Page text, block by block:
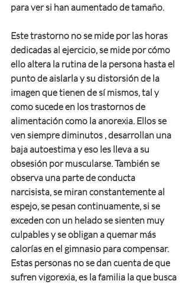
para ver si han aumentado de tamaño.
Este trastorno no se mide por las horas
dedicadas al ejercicio, se mide por cómo
ello altera la rutina de la persona hasta el
punto de aislarla y su distorsión de la
imagen que tienen de sí mismos, tal y
como sucede en los trastornos de
alimentación como la anorexia. Ellos se
ven siempre diminutos , desarrollan una
baja autoestima y eso les lleva a su
obsesión por muscularse. También se
observa una parte de conducta
narcisista, se miran constantemente al
espejo, se pesan continuamente, si se
exceden con un helado se sienten muy
culpables y se obligan a quemar más
calorías en el gimnasio para compensar.
Estas personas no se dan cuenta de que
sufren vigorexia, es la familia la que busca